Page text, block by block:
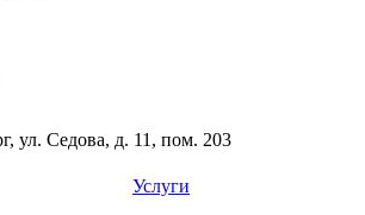
ул. Седова, д. 11, пом. 203
Услуги